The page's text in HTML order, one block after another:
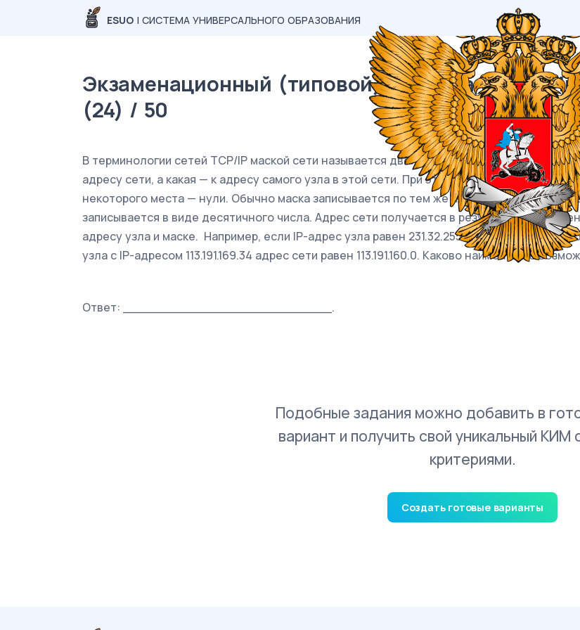
ESUO | СИСТЕМА УНИВЕРСАЛЬНОГО ОБРАЗОВАНИЯ
Экзаменационный (типовой) материал ЕГЭ /
(24) / 50
В терминологии сетей TCP/IP маской сети называется двоичное число, определяющее,
адресу сети, а какая — к адресу самого узла в этой сети. При этом в маске сначала (в
некоторого места — нули. Обычно маска записывается по тем же правилам, что и IP-
записывается в виде десятичного числа. Адрес сети получается в результате
адресу узла и маске. Например, если IP-адрес узла равен 231.32.255.131, а маска равна
узла с IP-адресом 113.191.169.34 адрес сети равен 113.191.160.0. Каково наименьшее
Ответ: ___________________________.
Подобные задания можно добавить в
вариант и получить свой уникальный КИМ
критериями.
Создать готовые варианты